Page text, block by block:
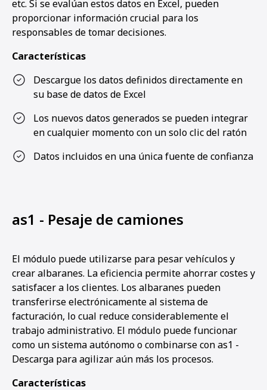
etc. Si se evalúan estos datos en Excel, pueden
proporcionar información crucial para los
responsables de tomar decisiones.
Características
Descargue los datos definidos directamente en
su base de datos de Excel
Los nuevos datos generados se pueden integrar
en cualquier momento con un solo clic del ratón
Datos incluidos en una única fuente de confianza
as1 - Pesaje de camiones
El módulo puede utilizarse para pesar vehículos y
crear albaranes. La eficiencia permite ahorrar costes y
satisfacer a los clientes. Los albaranes pueden
transferirse electrónicamente al sistema de
facturación, lo cual reduce considerablemente el
trabajo administrativo. El módulo puede funcionar
como un sistema autónomo o combinarse con as1 -
Descarga para agilizar aún más los procesos.
Características